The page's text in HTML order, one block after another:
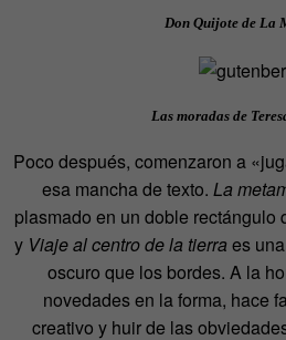
Don Quijote de La
Las moradas de
Poco después, comenzaron a
esa mancha de texto. La
plasmado en un doble rectángulo
y Viaje al centro de la tierra es
oscuro que los bordes. A la
novedades en la forma, hace
creativo y huir de las